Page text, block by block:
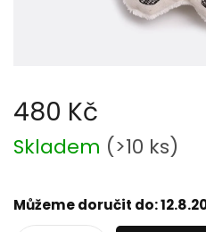
480 Kč
Měrná
cena:
Skladem (>10 ks)
Můžeme doručit do: